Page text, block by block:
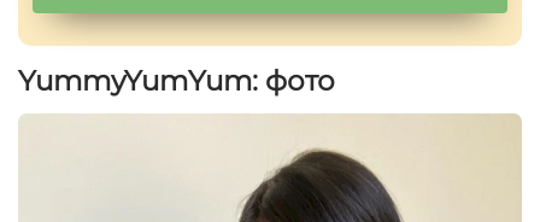
YummyYumYum: фото